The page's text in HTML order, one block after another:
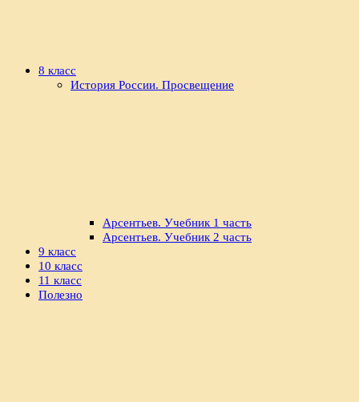
8 класс
История России. Просвещение
Арсентьев. Учебник 1 часть
Арсентьев. Учебник 2 часть
9 класс
10 класс
11 класс
Полезно